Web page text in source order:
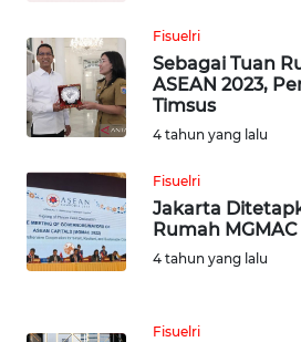
Fisuelri
Sebagai Tuan
ASEAN 2023,
Timsus
4 tahun yang lalu
Fisuelri
Jakarta
Rumah MGMAC
4 tahun yang lalu
Fisuelri
WN
SULBAR
WN
WN
SUMBAR